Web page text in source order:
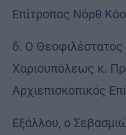
Επίτροπος Νόρθ
δ. Ο Θεοφιλέστατος
Χαριουπόλεως κ.
Αρχιεπισκοπικός
Εξάλλου, ο